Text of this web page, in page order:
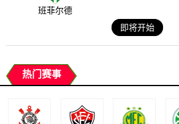
班菲尔德
即将开始
热门赛事